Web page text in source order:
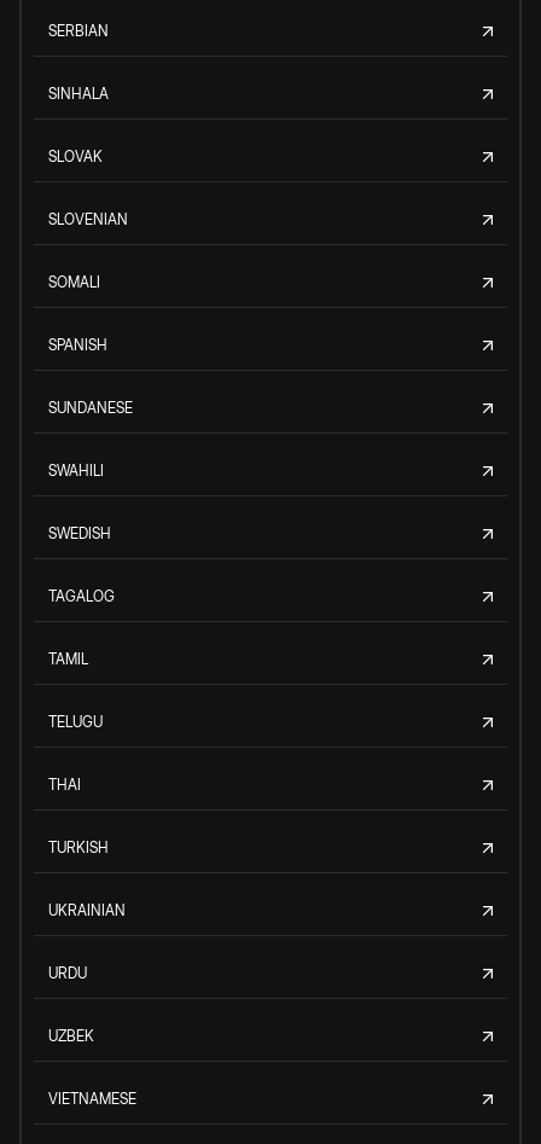
SERBIAN
SINHALA
SLOVAK
SLOVENIAN
SOMALI
SPANISH
SUNDANESE
SWAHILI
SWEDISH
TAGALOG
TAMIL
TELUGU
THAI
TURKISH
UKRAINIAN
URDU
UZBEK
VIETNAMESE